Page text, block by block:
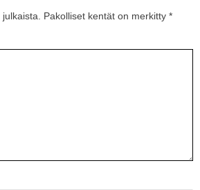
Pakolliset kentät on merkitty *